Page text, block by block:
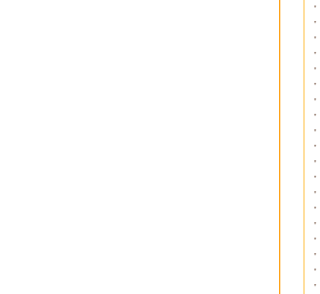
・
・
・
・
・
・
・
・
・
・
・
・
・
・
・
・
・
・
・